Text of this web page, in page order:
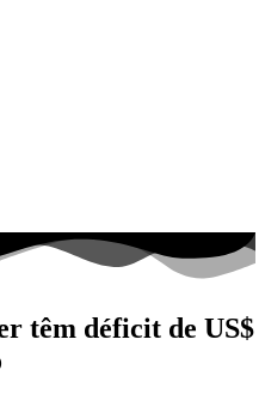
têm déficit de US$